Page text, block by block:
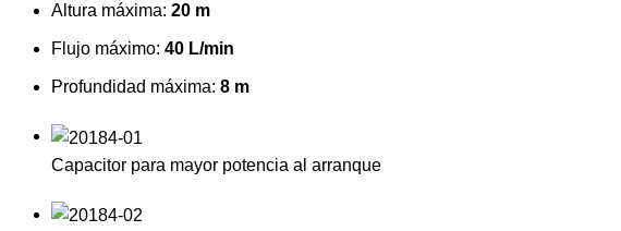
Altura máxima: 20 m
Flujo máximo: 40 L/min
Profundidad máxima: 8 m
Capacitor para mayor potencia al arranque